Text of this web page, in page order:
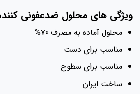
های محلول ضدعفونی کننده
محلول آماده به مصرف 70%
مناسب برای دست
مناسب برای سطوح
ساخت ایران